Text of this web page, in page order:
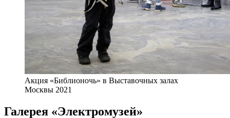
Акция «Библионочь» в Выставочных залах
Москвы 2021
Галерея «Электромузей»